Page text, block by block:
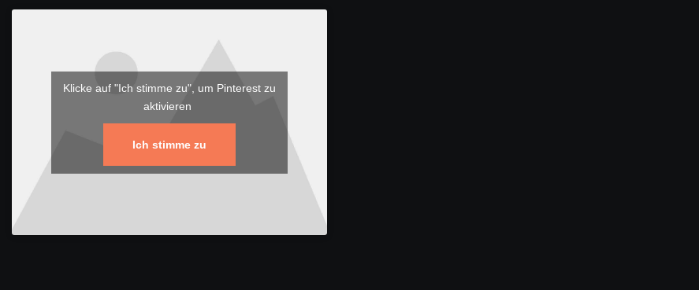
Klicke auf "Ich stimme zu", um Pinterest zu
aktivieren
Ich stimme zu